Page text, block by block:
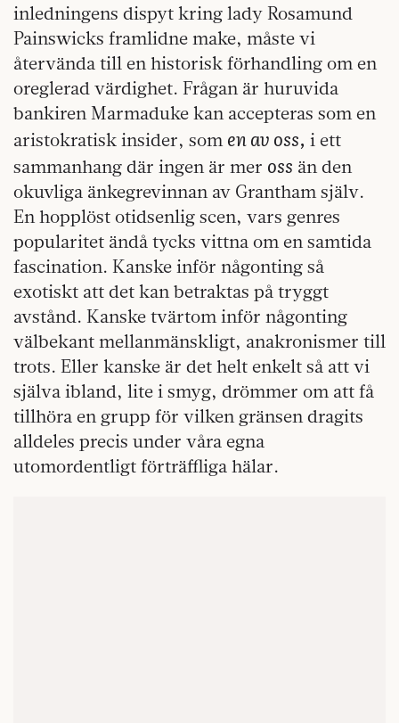
inledningens dispyt kring lady Rosamund
Painswicks framlidne make, måste vi
återvända till en historisk förhandling om en
oreglerad värdighet. Frågan är huruvida
bankiren Marmaduke kan accepteras som en
aristokratisk insider, som en av oss, i ett
sammanhang där ingen är mer oss än den
okuvliga änkegrevinnan av Grantham själv.
En hopplöst otidsenlig scen, vars genres
popularitet ändå tycks vittna om en samtida
fascination. Kanske inför någonting så
exotiskt att det kan betraktas på tryggt
avstånd. Kanske tvärtom inför någonting
välbekant mellanmänskligt, anakronismer till
trots. Eller kanske är det helt enkelt så att vi
själva ibland, lite i smyg, drömmer om att få
tillhöra en grupp för vilken gränsen dragits
alldeles precis under våra egna
utomordentligt förträffliga hälar.